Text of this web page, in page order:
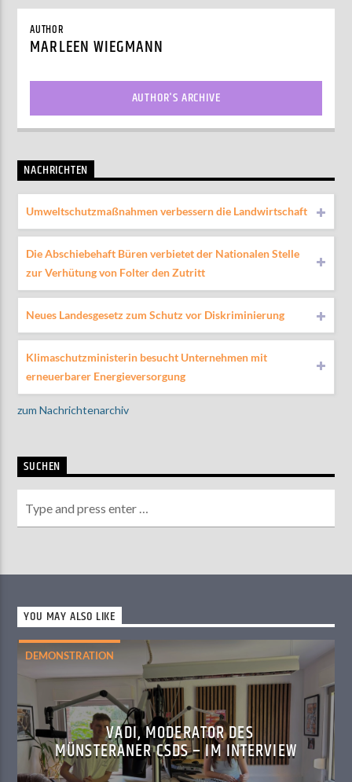
AUTHOR
MARLEEN WIEGMANN
AUTHOR'S ARCHIVE
NACHRICHTEN
Umweltschutzmaßnahmen verbessern die Landwirtschaft
Die Abschiebehaft Büren verbietet der Nationalen Stelle
zur Verhütung von Folter den Zutritt
Neues Landesgesetz zum Schutz vor Diskriminierung
Klimaschutzministerin besucht Unternehmen mit
erneuerbarer Energieversorgung
zum Nachrichtenarchiv
SUCHEN
YOU MAY ALSO LIKE
DEMONSTRATION
VADI, MODERATOR DES
MÜNSTERANER CSDS – IM INTERVIEW